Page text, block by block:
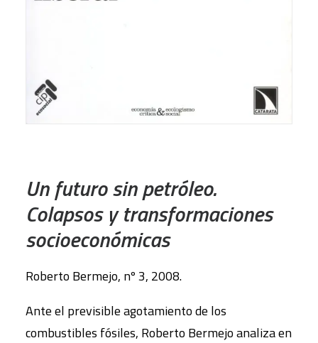
Un futuro sin petróleo.
Colapsos y transformaciones
socioeconómicas
Roberto Bermejo, nº 3, 2008.
Ante el previsible agotamiento de los
combustibles fósiles, Roberto Bermejo analiza en